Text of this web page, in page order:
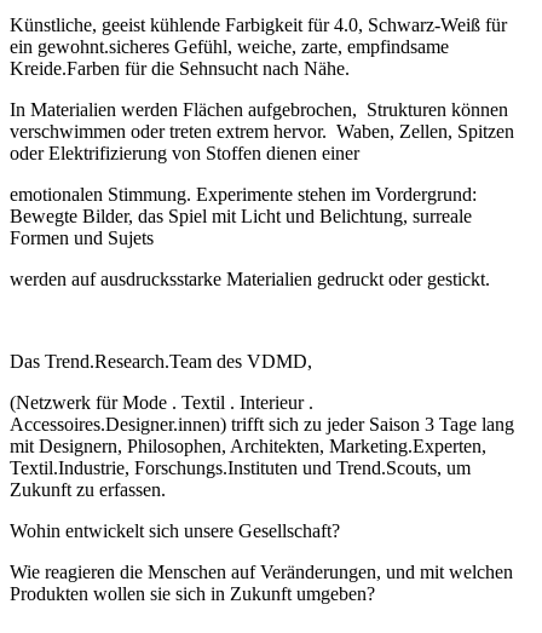
Künstliche, geeist kühlende Farbigkeit für 4.0, Schwarz-Weiß für
ein gewohnt.sicheres Gefühl, weiche, zarte, empfindsame
Kreide.Farben für die Sehnsucht nach Nähe.
In Materialien werden Flächen aufgebrochen, Strukturen können
verschwimmen oder treten extrem hervor. Waben, Zellen, Spitzen
oder Elektrifizierung von Stoffen dienen einer
emotionalen Stimmung. Experimente stehen im Vordergrund:
Bewegte Bilder, das Spiel mit Licht und Belichtung, surreale
Formen und Sujets
werden auf ausdrucksstarke Materialien gedruckt oder gestickt.
Das Trend.Research.Team des VDMD,
(Netzwerk für Mode . Textil . Interieur .
Accessoires.Designer.innen) trifft sich zu jeder Saison 3 Tage lang
mit Designern, Philosophen, Architekten, Marketing.Experten,
Textil.Industrie, Forschungs.Instituten und Trend.Scouts, um
Zukunft zu erfassen.
Wohin entwickelt sich unsere Gesellschaft?
Wie reagieren die Menschen auf Veränderungen, und mit welchen
Produkten wollen sie sich in Zukunft umgeben?